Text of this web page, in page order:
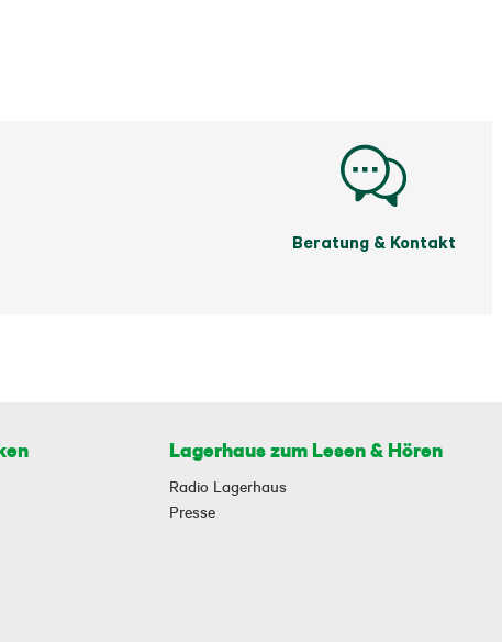
Beratung & Kontakt
Lagerhaus zum Lesen & Hören
Radio Lagerhaus
Presse